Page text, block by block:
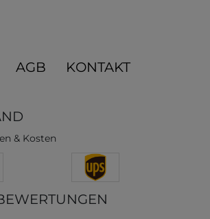
AGB KONTAKT
& Kosten